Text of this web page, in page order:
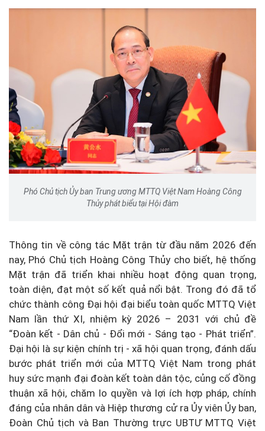
Phó Chủ tịch Ủy ban Trung ương MTTQ Việt Nam Hoàng Công
Thủy phát biểu tại Hội đàm
Thông tin về công tác Mặt trận từ đầu năm 2026 đến
nay, Phó Chủ tịch Hoàng Công Thủy cho biết, hệ thống
Mặt trận đã triển khai nhiều hoạt động quan trọng,
toàn diện, đạt một số kết quả nổi bật. Trong đó đã tổ
chức thành công Đại hội đại biểu toàn quốc MTTQ Việt
Nam lần thứ XI, nhiệm kỳ 2026 – 2031 với chủ đề
“Đoàn kết - Dân chủ - Đổi mới - Sáng tạo - Phát triển”.
Đại hội là sự kiện chính trị - xã hội quan trọng, đánh dấu
bước phát triển mới của MTTQ Việt Nam trong phát
huy sức mạnh đại đoàn kết toàn dân tộc, củng cố đồng
thuận xã hội, chăm lo quyền và lợi ích hợp pháp, chính
đáng của nhân dân và Hiệp thương cử ra Ủy viên Ủy ban,
Đoàn Chủ tịch và Ban Thường trực UBTƯ MTTQ Việt